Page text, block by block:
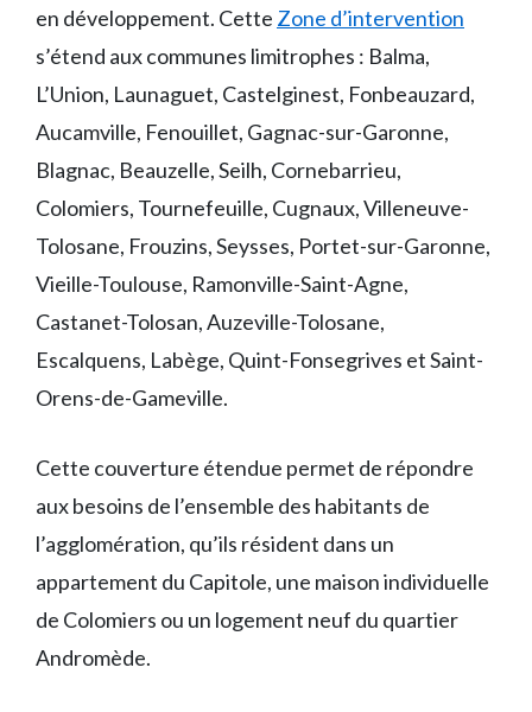
en développement. Cette Zone d’intervention
s’étend aux communes limitrophes : Balma,
L’Union, Launaguet, Castelginest, Fonbeauzard,
Aucamville, Fenouillet, Gagnac-sur-Garonne,
Blagnac, Beauzelle, Seilh, Cornebarrieu,
Colomiers, Tournefeuille, Cugnaux, Villeneuve-
Tolosane, Frouzins, Seysses, Portet-sur-Garonne,
Vieille-Toulouse, Ramonville-Saint-Agne,
Castanet-Tolosan, Auzeville-Tolosane,
Escalquens, Labège, Quint-Fonsegrives et Saint-
Orens-de-Gameville.
Cette couverture étendue permet de répondre
aux besoins de l’ensemble des habitants de
l’agglomération, qu’ils résident dans un
appartement du Capitole, une maison individuelle
de Colomiers ou un logement neuf du quartier
Andromède.